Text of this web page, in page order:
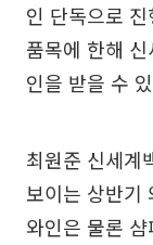
인 단독으로
품목에 한해
인을 받을 수
최원준 신세계
보이는 상반기
와인은 물론